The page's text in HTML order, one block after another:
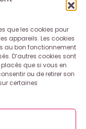
que les cookies pour
appareils. Les cookies
au bon fonctionnement
D’autres cookies sont
que si vous en
ou de retirer son
certaines